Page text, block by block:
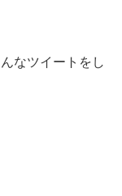
なツイートをし